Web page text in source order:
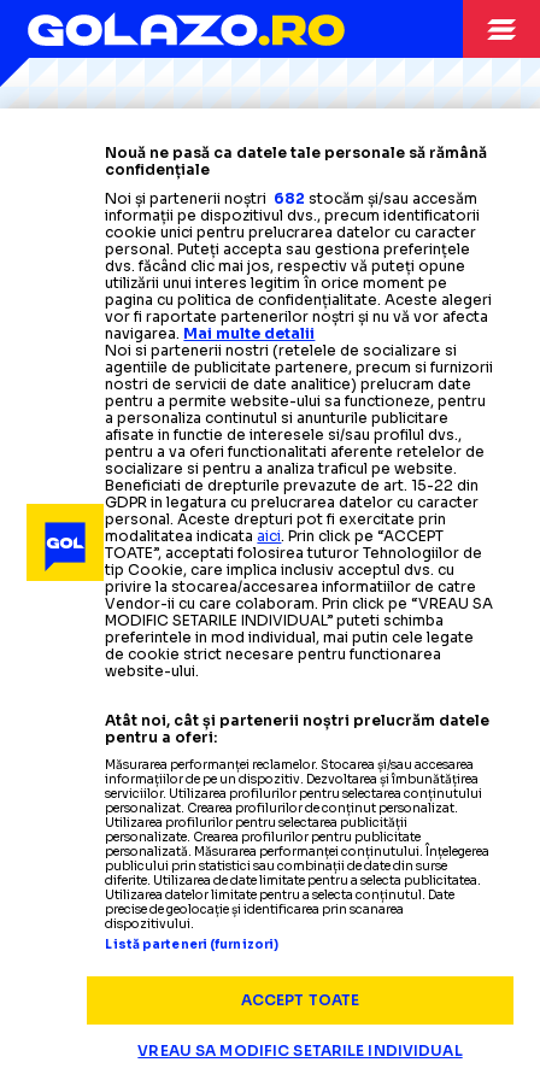
Citește mai mult
Citește mai mult
Citește mai mult
Citește mai mult
Citește mai mult
02.12.2025
„APĂRAREA A FOST ȘVAIȚER” Un fost mare jucător
român le critică pe „tricolore” dupăînfrângerea cu
Danemarca:„Va fi greu cu Ungaria”
HANDBAL 01.12.2025
DANEMARCA-ROMÂNIA39-31 „Tricolorele” pierd
clar ultimul meci al grupeipreliminare de la CM 2025
» Va urma un duel cu Ungaria în grupa principală!
HANDBAL 29.11.2025
DANEMARCA, URMĂTOAREA ȚINTĂ Ovidiu Mihăilă,
după calificare:„De ce să nu facem o surpriză?”
Lorena Ostase: „Abia aștept să jucăm luni”
HANDBAL 23.11.2025
PLANUL LUI OVIDIU
MIHĂILĂ
Cum a pregătit selecționerul
ultimele amicale, înaintea
Campionatului Mondial:„Trebuie
să păstrăm forma actuală”
Citește mai mult
HANDBAL 15.10.2025
NORVEGIA-
ROMÂNIA 29-27
Eșec pentru naționala de handbal
feminin, ladebutullui Ovidiu
Mihăilă
Citește mai mult
HANDBAL 26.09.2025
„CONFLICT CU FEDERAȚIA” Vasile Stângă explică
plecarea lui Perade la naționala de handbal: „Am
auzit că domnul Dins-asupărat rău”
HANDBAL 26.09.2025
DE CE A DEMISIONAT PERA Motivul pentru care
selecționerula renunțat la națională:„Decizia este
21.07.2025
HANDBAL 01.07.2025
FLORENTIN PERA,
DIN NOU ÎN LIGA
FLORILOR
Selecționerul naționalei feminine,
HANDBAL 29.05.2025
BIANCA BAZALIU,
OPERATĂ
Handbalista naționalei a suferit o
HANDBAL 13.04.2025
ROMÂNIAS-A
CALIFICAT LA
MONDIAL
Naționala de handbal feminin a
Nouă ne pasă ca datele tale personale să rămână
confidențiale
Noi și partenerii noștri 682 stocăm și/sau accesăm
informații pe dispozitivul dvs., precum identificatorii
cookie unici pentru prelucrarea datelor cu caracter
personal. Puteți accepta sau gestiona preferințele
dvs. făcând clic mai jos, respectiv vă puteți opune
utilizării unui interes legitim în orice moment pe
pagina cu politica de confidențialitate. Aceste alegeri
vor fi raportate partenerilor noștri și nu vă vor afecta
navigarea. Mai multe detalii
Noi si partenerii nostri (retelele de socializare si
agentiile de publicitate partenere, precum si furnizorii
nostri de servicii de date analitice) prelucram date
pentru a permite website-ului sa functioneze, pentru
a personaliza continutul si anunturile publicitare
afisate in functie de interesele si/sau profilul dvs.,
pentru a va oferi functionalitati aferente retelelor de
socializare si pentru a analiza traficul pe website.
Beneficiati de drepturile prevazute de art. 15-22 din
GDPR in legatura cu prelucrarea datelor cu caracter
personal. Aceste drepturi pot fi exercitate prin
modalitatea indicataaici . Prin click pe “ACCEPT
TOATE”, acceptati folosirea tuturor Tehnologiilor de
tip Cookie, care implica inclusiv acceptul dvs. cu
privire la stocarea/accesarea informatiilor de catre
Vendor-ii cu care colaboram. Prin click pe “VREAU SA
MODIFIC SETARILE INDIVIDUAL” puteti schimba
preferintele in mod individual, mai putin cele legate
de cookie strict necesare pentru functionarea
website-ului.
Atât noi, cât și partenerii noștri prelucrăm datele
pentru a oferi:
Măsurarea performanței reclamelor. Stocarea și/sau accesarea
informațiilor de pe un dispozitiv. Dezvoltarea și îmbunătățirea
serviciilor. Utilizarea profilurilor pentru selectarea conținutului
personalizat. Crearea profilurilor de conținut personalizat.
Utilizarea profilurilor pentru selectarea publicității
personalizate. Crearea profilurilor pentru publicitate
personalizată. Măsurarea performanței conținutului. Înțelegerea
publicului prin statistici sau combinații de date din surse
diferite. Utilizarea de date limitate pentru a selecta publicitatea.
Utilizarea datelor limitate pentru a selecta conținutul. Date
precise de geolocație și identificarea prin scanarea
dispozitivului.
Listă parteneri (furnizori)
ACCEPT TOATE
VREAU SA MODIFIC SETARILE INDIVIDUAL